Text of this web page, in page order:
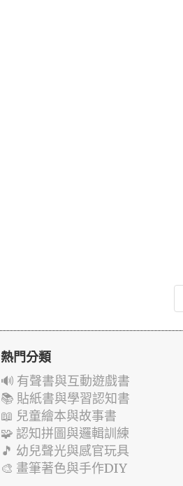
熱門分類
🔊 有聲書與互動遊戲書
📚 貼紙書與學習認知書
📖 兒童繪本與故事書
🧩 認知拼圖與邏輯訓練
🎵 幼兒聲光與感官玩具
🎨 畫筆著色與手作DIY